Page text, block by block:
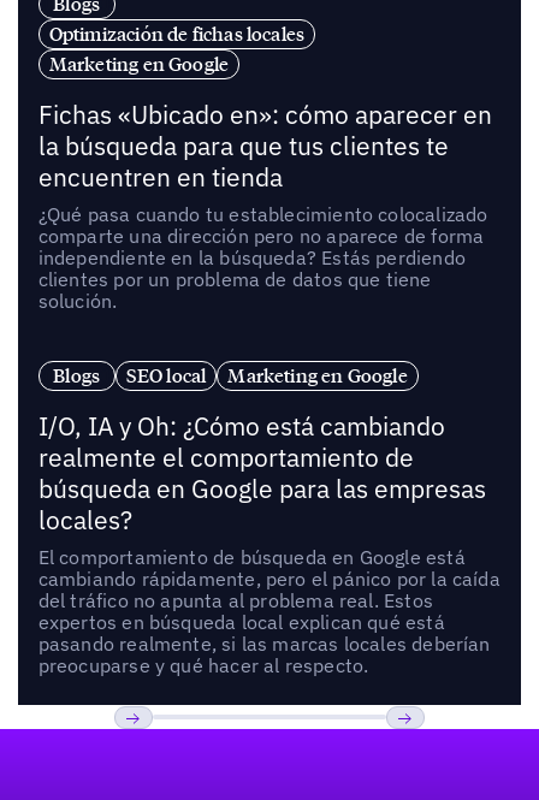
Optimización de fichas locales
Marketing en Google
Fichas «Ubicado en»: cómo aparecer en
la búsqueda para que tus clientes te
encuentren en tienda
¿Qué pasa cuando tu establecimiento colocalizado
comparte una dirección pero no aparece de forma
independiente en la búsqueda? Estás perdiendo
clientes por un problema de datos que tiene
solución.
Blogs SEO local Marketing en Google
I/O, IA y Oh: ¿Cómo está cambiando
realmente el comportamiento de
búsqueda en Google para las empresas
locales?
El comportamiento de búsqueda en Google está
cambiando rápidamente, pero el pánico por la caída
del tráfico no apunta al problema real. Estos
expertos en búsqueda local explican qué está
pasando realmente, si las marcas locales deberían
preocuparse y qué hacer al respecto.